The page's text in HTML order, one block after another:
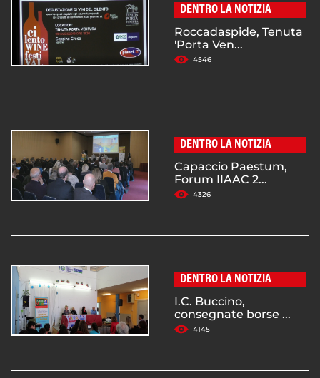
DENTRO LA NOTIZIA
Roccadaspide, Tenuta
'Porta Ven...
4546
DENTRO LA NOTIZIA
Capaccio Paestum,
Forum IIAAC 2...
4326
DENTRO LA NOTIZIA
I.C. Buccino,
consegnate borse ...
4145